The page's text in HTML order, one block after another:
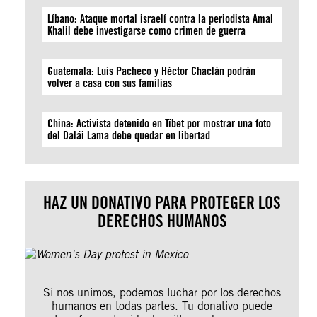
Líbano: Ataque mortal israelí contra la periodista Amal
Khalil debe investigarse como crimen de guerra
Guatemala: Luis Pacheco y Héctor Chaclán podrán
volver a casa con sus familias
China: Activista detenido en Tíbet por mostrar una foto
del Dalái Lama debe quedar en libertad
HAZ UN DONATIVO PARA PROTEGER LOS
DERECHOS HUMANOS
Si nos unimos, podemos luchar por los derechos
humanos en todas partes. Tu donativo puede